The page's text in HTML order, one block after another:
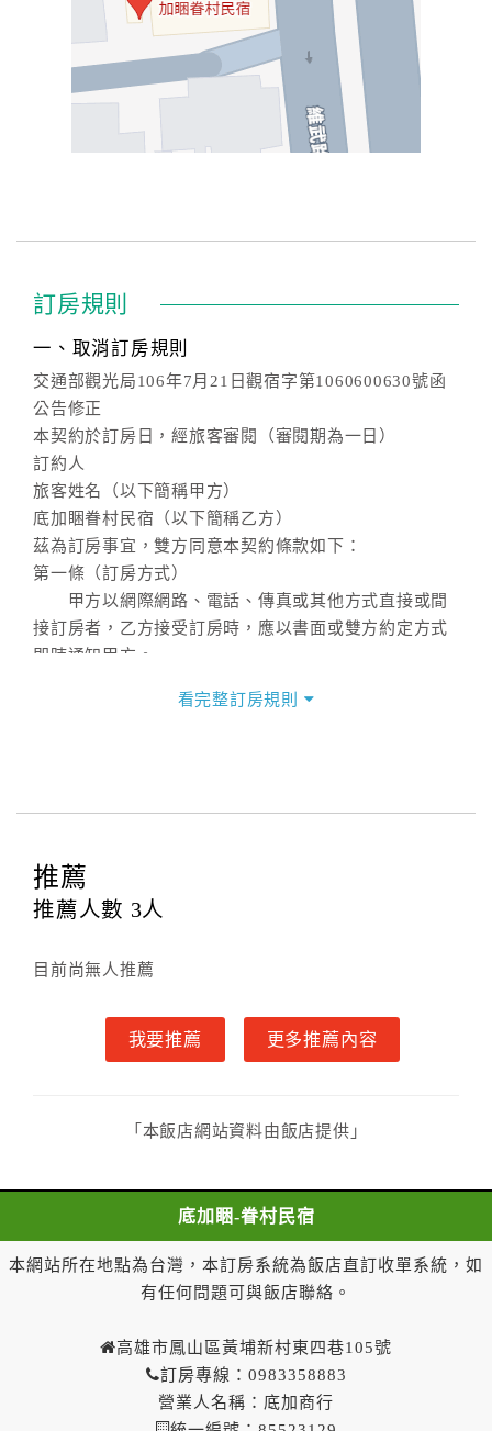
訂房規則
一、取消訂房規則
交通部觀光局106年7月21日觀宿字第1060600630號函
公告修正
本契約於訂房日，經旅客審閱（審閱期為一日）
訂約人
旅客姓名（以下簡稱甲方）
底加睏眷村民宿（以下簡稱乙方）
茲為訂房事宜，雙方同意本契約條款如下：
第一條（訂房方式）
甲方以網際網路、電話、傳真或其他方式直接或間
接訂房者，乙方接受訂房時，應以書面或雙方約定方式
即時通知甲方。
甲方訂房應告知乙方預定住宿之期間、所需客房房
本契約之房價經雙方合意，依網路售價計費（含稅
金及服務費），乙方除提供住宿外，尚包括（依預訂專
第四條（入住、退房時間）
甲、乙雙方同意本契約之付款方式依乙方提供方
乙方接受甲方訂房後，甲方入住前，乙方預收取總
甲方解約時，應通知乙方，並得要求乙方依下列標
一、甲方解約通知於預定住宿日前第十四日以前到達
者，得請求乙方退還已付定金百分之百。
達者，得請求乙方退還已付定金百分之七十。
三、甲方解約通知於預定住宿日前第七日至第九日到達
者，得請求乙方退還已付定金百分之五十。
四、甲方解約通知於預定住宿日前第四日至第六日到達
看完整訂房規則
推薦
推薦人數 3人
目前尚無人推薦
我要推薦 更多推薦內容
「本飯店網站資料由飯店提供」
底加睏-眷村民宿
本網站所在地點為台灣，本訂房系統為飯店直訂收單系統，如
有任何問題可與飯店聯絡。
高雄市鳳山區黃埔新村東四巷105號
訂房專線：0983358883
營業人名稱：底加商行